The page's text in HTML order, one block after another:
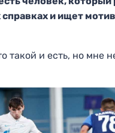
справках и ищет
такой и есть, но мне